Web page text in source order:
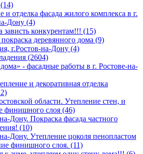
и отделка фасада жилого комплекса в г.
Дону (4)
зависть конкурентам!!! (15)
деревянного дома (9)
г.Ростов-на-Дону (4)
(2604)
- фасадные работы в г. Ростове-на-
и декоративная отделка
области. Утепление стен, и
финишного слоя (46)
Дону. Покраска фасада частного
(10)
Дону. Утепление цоколя пенопластом
финишного слоя. (11)